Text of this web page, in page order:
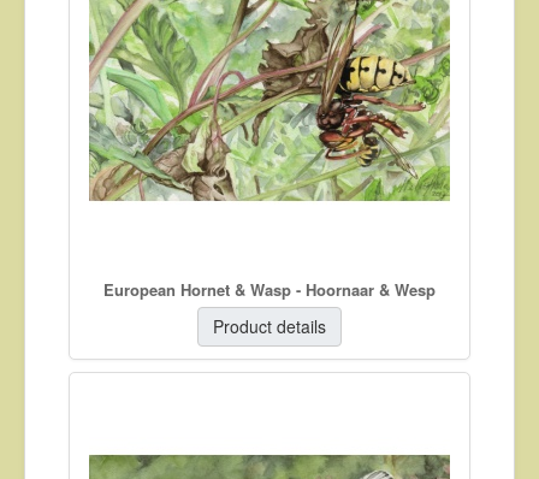
European Hornet & Wasp - Hoornaar & Wesp
Product details